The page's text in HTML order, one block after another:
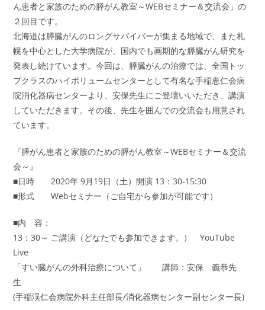
ん患者と家族のための膵がん教室～WEBセミナー＆交流会」の
２回目です。
北海道は膵臓がんのロングサバイバーが集まる地域で、また札
幌を中心とした大学病院が、国内でも画期的な膵臓がん研究を
発表し続けています。今回は、膵臓がんの治療では、全国トッ
プクラスのハイボリュームセンターとして有名な手稲恵仁会病
院消化器病センターより、安保先生にご登壇いいただき、講演
していただきます。その後、先生を囲んでの交流会も用意され
ています。
『膵がん患者と家族のための膵がん教室～WEBセミナー＆交流
会～』
■日時 2020年 9月19日（土）開演 13：30-15:30
■形式 Webセミナー（ご自宅から参加が可能です）
■内 容：
13：30～ ご講演（どなたでも参加できます。） YouTube
Live
「すい臓がんの外科治療について」 講師：安保 義恭先
生
(手稲渓仁会病院外科主任部長/消化器病センター副センター長)